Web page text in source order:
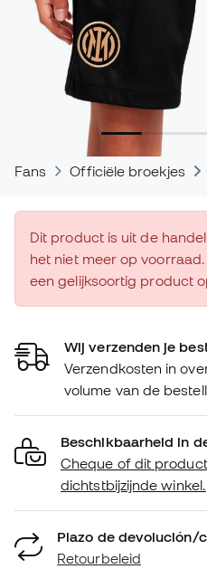
Fans Officiële broekjes
Dit product is uit de
het niet meer op
een gelijksoortig product
Wij verzenden je
Verzendkosten in
volume van de
Beschikbaarheid in
Cheque of dit
dichtstbijzijnde winkel.
Plazo de devolución/
Retourbeleid